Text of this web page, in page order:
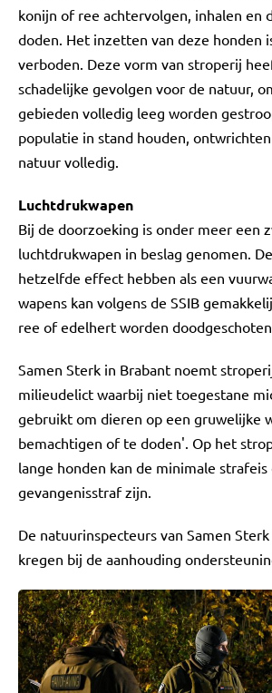
konijn of ree achtervolgen, inhalen en
doden. Het inzetten van deze honden
verboden. Deze vorm van stroperij
schadelijke gevolgen voor de natuur,
gebieden volledig leeg worden
populatie in stand houden,
natuur volledig.
Luchtdrukwapen
Bij de doorzoeking is onder meer een
luchtdrukwapen in beslag genomen.
hetzelfde effect hebben als een
wapens kan volgens de SSIB
ree of edelhert worden
Samen Sterk in Brabant noemt
milieudelict waarbij niet toegestane
gebruikt om dieren op een gruwelijke
bemachtigen of te doden'. Op het
lange honden kan de minimale strafeis
gevangenisstraf zijn.
De natuurinspecteurs van Samen Sterk
kregen bij de aanhouding